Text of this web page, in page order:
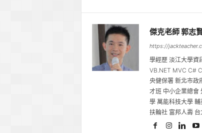
傑克老師 郭志
https://
學經歷 淡江大學資
VB.NET MVC C#
央健保署 新北市政
才班 中小企業總會
學 萬能科技大學
扶輪社 富邦人壽